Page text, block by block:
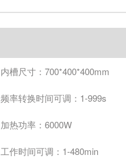
内槽尺寸：700*400*400mm
频率转换时间可调：1-999s
加热功率：6000W
工作时间可调：1-480min